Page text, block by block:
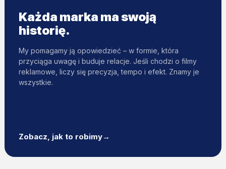
Każda marka ma swoją
historię.
My pomagamy ją opowiedzieć – w formie, która
przyciąga uwagę i buduje relacje. Jeśli chodzi o filmy
reklamowe, liczy się precyzja, tempo i efekt. Znamy je
wszystkie.
Zobacz, jak to robimy→